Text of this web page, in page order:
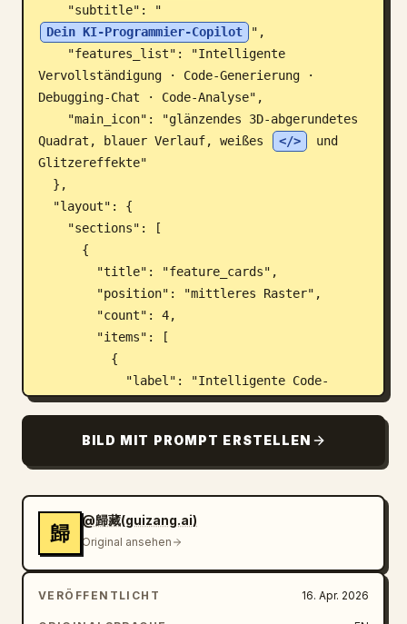
    "subtitle": "
Dein KI-Programmier-Copilot
",
Vervollständigung · Code-Generierung ·
Debugging-Chat · Code-Analyse",
Quadrat, blauer Verlauf, weißes
</>
und
Glitzereffekte"
Vervollständigung",
            "description": "Kontextbewusst,
präzise Vervollständigung – für schnelleres
            "ui_element": "Code-Fenster im
macOS-Stil mit Python-Funktion
calculate_total"
          },
          {
            "label": "KI-Code-Generierung",
BILD MIT PROMPT ERSTELLEN
歸
@歸藏(guizang.ai)
Original ansehen
VERÖFFENTLICHT 16. Apr. 2026